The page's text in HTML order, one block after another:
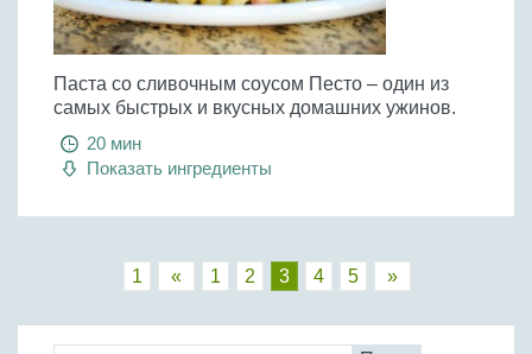
Паста со сливочным соусом Песто – один из
самых быстрых и вкусных домашних ужинов.
20 мин
Показать ингредиенты
1 « 1 2 3 4 5 »